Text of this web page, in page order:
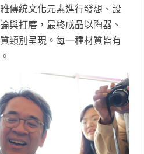
傳統文化元素進行發想、設
與打磨，最終成品以陶器、
類別呈現。每一種材質皆有